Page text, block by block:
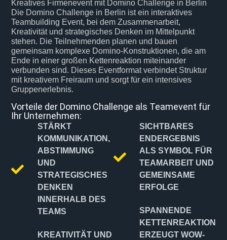
Kreatives Firmenevent mit Domino Challenge in Berlin
Die Domino Challenge in Berlin ist ein interaktives
Teambuilding Event, bei dem Zusammenarbeit,
Kreativität und strategisches Denken im Mittelpunkt
stehen. Die Teilnehmenden planen und bauen
gemeinsam komplexe Domino-Konstruktionen, die am
Ende in einer großen Kettenreaktion miteinander
verbunden sind. Dieses Eventformat verbindet Struktur
mit kreativem Freiraum und sorgt für ein intensives
Gruppenerlebnis.
Vorteile der Domino Challenge als Teamevent für
Ihr Unternehmen:
STÄRKT
KOMMUNIKATION,
ABSTIMMUNG
UND
STRATEGISCHES
DENKEN
INNERHALB DES
TEAMS
KREATIVITÄT UND
SICHTBARES
ENDERGEBNIS
ALS SYMBOL FÜR
TEAMARBEIT UND
GEMEINSAME
ERFOLGE
SPANNENDE
KETTENREAKTION
ERZEUGT WOW-